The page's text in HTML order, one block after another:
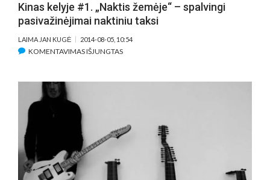
Kinas kelyje #1. „Naktis žemėje“ – spalvingi
pasivažinėjimai naktiniu taksi
LAIMA JAN KUGĖ 2014-08-05, 10:54
KOMENTAVIMAS IŠJUNGTASĮRAŠE
–
PASIVAŽINĖJIMAI